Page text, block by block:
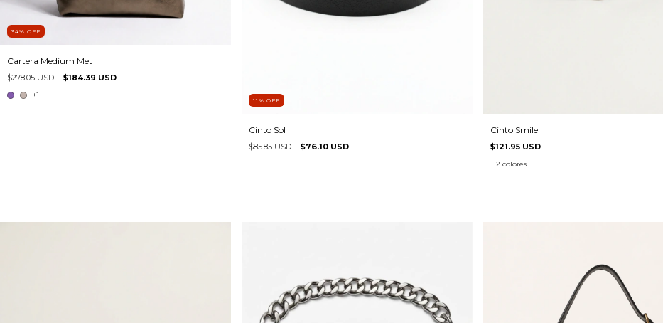
34% OFF
Cartera Medium Met
$278.05 USD $184.39 USD
+1
11 % OFF
Cinto Sol
$85.85 USD $76.10 USD
Cinto Smile
$121.95 USD
2 colores